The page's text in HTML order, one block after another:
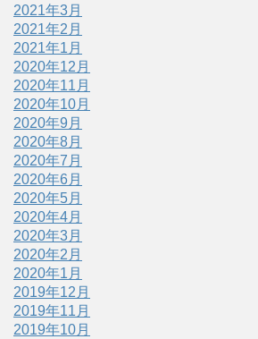
2021年3月
2021年2月
2021年1月
2020年12月
2020年11月
2020年10月
2020年9月
2020年8月
2020年7月
2020年6月
2020年5月
2020年4月
2020年3月
2020年2月
2020年1月
2019年12月
2019年11月
2019年10月